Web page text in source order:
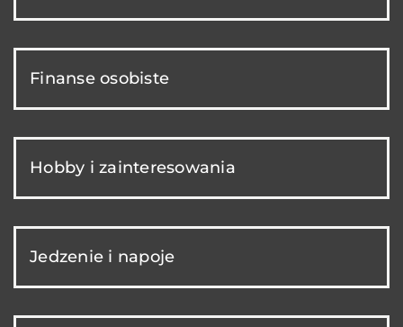
Finanse osobiste
Hobby i zainteresowania
Jedzenie i napoje